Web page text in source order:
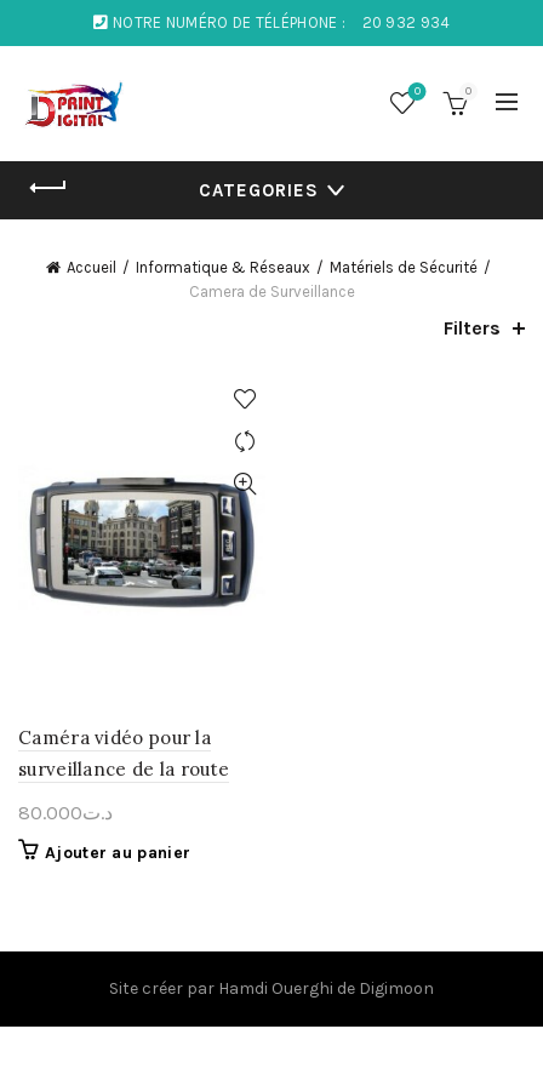
NOTRE NUMÉRO DE TÉLÉPHONE : 20 932 934
0 0
CATEGORIES
Accueil Informatique & Réseaux
Matériels de Sécurité
Camera de Surveillance
Filters
Caméra vidéo pour la
surveillance de la route
د.ت80.000
Ajouter au panier
Site créer par Hamdi Ouerghi de Digimoon